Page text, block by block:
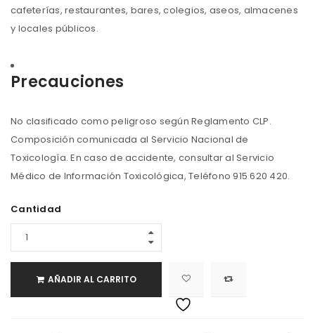
cafeterías, restaurantes, bares, colegios, aseos, almacenes
y locales públicos.
Precauciones
No clasificado como peligroso según Reglamento CLP.
Composición comunicada al Servicio Nacional de
Toxicología. En caso de accidente, consultar al Servicio
Médico de Información Toxicológica, Teléfono 915 620 420.
Cantidad
AÑADIR AL CARRITO